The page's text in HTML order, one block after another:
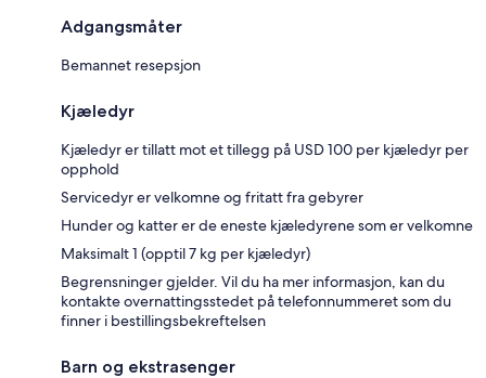
Adgangsmåter
Bemannet resepsjon
Kjæledyr
Kjæledyr er tillatt mot et tillegg på USD 100 per kjæledyr per
opphold
Servicedyr er velkomne og fritatt fra gebyrer
Hunder og katter er de eneste kjæledyrene som er velkomne
Maksimalt 1 (opptil 7 kg per kjæledyr)
Begrensninger gjelder. Vil du ha mer informasjon, kan du
kontakte overnattingsstedet på telefonnummeret som du
finner i bestillingsbekreftelsen
Barn og ekstrasenger